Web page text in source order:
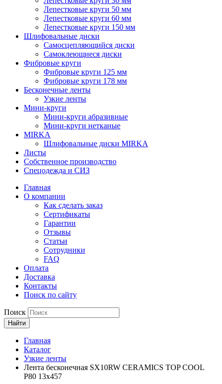
Лепестковые круги 50 мм
Лепестковые круги 60 мм
Лепестковые круги 150 мм
Шлифовальные диски
Самосцепляющийся диски
Самоклеющиеся диски
Фибровые круги
Фибровые круги 125 мм
Фибровые круги 178 мм
Бесконечные ленты
Узкие ленты
Мини-круги
Мини-круги абразивные
Мини-круги нетканые
MIRKA
Шлифовальные диски MIRKA
Листы
Собственное производство
Спецодежда и СИЗ
Главная
О компании
Как сделать заказ
Сертификаты
Гарантии
Отзывы
Статьи
Сотрудники
FAQ
Оплата
Доставка
Контакты
Поиск по сайту
Поиск
Найти
Главная
Каталог
Узкие ленты
Лента бесконечная SX10RW CERAMICS TOP COOL
P80 13х457